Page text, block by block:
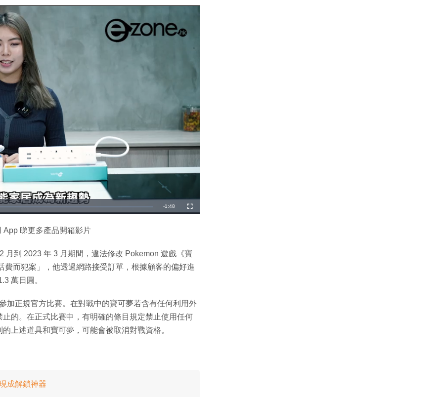
剩
間
-1:48
全
螢
App 睇更多產品開箱影片
月到 2023 年 3 月期間，違法修改 Pokemon 遊戲《寶
而犯案」，他透過網路接受訂單，根據顧客的偏好進
萬日圓。
加正規官方比賽。在對戰中的寶可夢若含有任何利用外
的。在正式比賽中，有明確的條目規定禁止使用任何
上述道具和寶可夢，可能會被取消對戰資格。
成解鎖神器